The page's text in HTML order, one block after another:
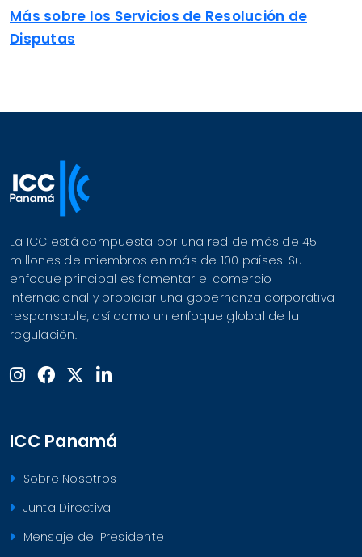
Más sobre los Servicios de Resolución de
Disputas
La ICC está compuesta por una red de más de 45
millones de miembros en más de 100 países. Su
enfoque principal es fomentar el comercio
internacional y propiciar una gobernanza corporativa
responsable, así como un enfoque global de la
regulación.
ICC Panamá
Sobre Nosotros
Junta Directiva
Mensaje del Presidente